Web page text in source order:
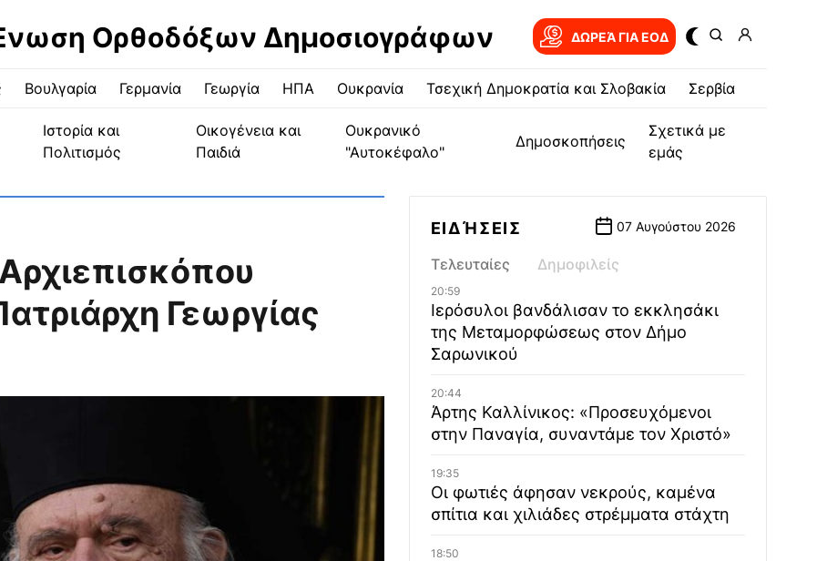
Ορθοδόξων Δημοσιογράφων ΔΩΡΕΆ ΓΙΑ EOΔ
Βουλγαρία Γερμανία Γεωργία ΗΠΑ Ουκρανία Τσεχική Δημοκρατία και Σλοβακία Σερβία
Ιστορία και
Πολιτισμός
Οικογένεια και
Παιδιά
Ουκρανικό
"Αυτοκέφαλο"
Δημοσκοπήσεις
Σχετικά με
εμάς
Γεωργίας
ΕΙΔΉΣΕΙΣ 07 Αυγούστου 2026
Τελευταίες Δημοφιλείς
20:59
Ιερόσυλοι βανδάλισαν το εκκλησάκι
της Μεταμορφώσεως στον Δήμο
Σαρωνικού
20:44
Άρτης Καλλίνικος: «Προσευχόμενοι
στην Παναγία, συναντάμε τον Χριστό»
19:35
Οι φωτιές άφησαν νεκρούς, καμένα
σπίτια και χιλιάδες στρέμματα στάχτη
18:50